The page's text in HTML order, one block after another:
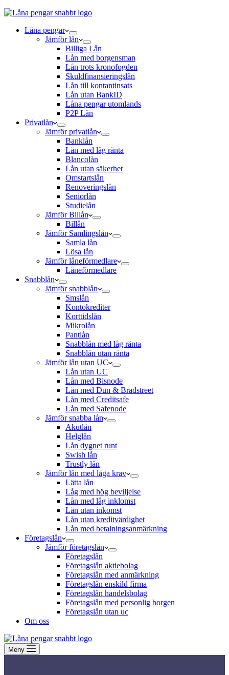
Låna pengar
Jämför lån
Billiga Lån
Lån med borgensman
Lån trots kronofogden
Skuldfinansieringslån
Lån till kontantinsats
Lån utan BankID
Låna pengar utomlands
P2P Lån
Privatlån
Jämför privatlån
Banklån
Lån med låg ränta
Blancolån
Lån utan säkerhet
Omstartslån
Renoveringslån
Seniorlån
Studielån
Jämför Billån
Billån
Jämför Samlingslån
Samla lån
Lösa lån
Jämför låneförmedlare
Låneförmedlare
Snabblån
Jämför snabblån
Smslån
Kontokrediter
Korttidslån
Mikrolån
Pantlån
Snabblån med låg ränta
Snabblån utan ränta
Jämför lån utan UC
Lån utan UC
Lån med Bisnode
Lån med Dun & Bradstreet
Lån med Creditsafe
Lån med Safenode
Jämför snabba lån
Akutlån
Helglån
Lån dygnet runt
Swish lån
Trustly lån
Jämför lån med låga krav
Lätta lån
Låg med hög beviljelse
Lån med låg inklomst
Lån utan inkomst
Lån utan kreditvärdighet
Lån med betalningsanmärkning
Företagslån
Jämför företagslån
Företagslån
Företagslån aktiebolag
Företagslån med anmärkning
Företagslån enskild firma
Företagslån handelsbolag
Företagslån med personlig borgen
Företagslån utan uc
Om oss
Meny